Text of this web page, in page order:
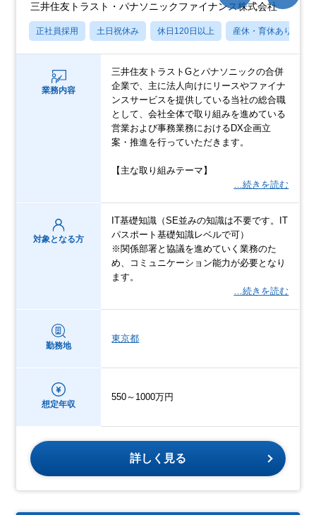
三井住友トラスト・パナソニックファイナンス株式会社
正社員採用 土日祝休み 休日120日以上 産休・育休あり
業務内容
三井住友トラストGとパナソニックの合併
企業で、主に法人向けにリースやファイナ
ンスサービスを提供している当社の総合職
として、会社全体で取り組みを進めている
営業および事務業務におけるDX企画立
案・推進を行っていただきます。
【主な取り組みテーマ】
…続きを読む
対象となる方
IT基礎知識（SE並みの知識は不要です。IT
パスポート基礎知識レベルで可）
※関係部署と協議を進めていく業務のた
め、コミュニケーション能力が必要となり
ます。
…続きを読む
勤務地
東京都
想定年収
550～1000万円
詳しく見る